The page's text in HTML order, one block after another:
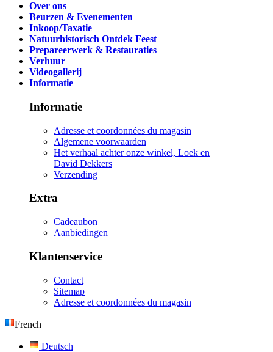
Over ons
Beurzen & Evenementen
Inkoop/Taxatie
Natuurhistorisch Ontdek Feest
Prepareerwerk & Restauraties
Verhuur
Videogallerij
Informatie
Informatie
Adresse et coordonnées du magasin
Algemene voorwaarden
Het verhaal achter onze winkel, Loek en
David Dekkers
Verzending
Extra
Cadeaubon
Aanbiedingen
Klantenservice
Contact
Sitemap
Adresse et coordonnées du magasin
French
Deutsch